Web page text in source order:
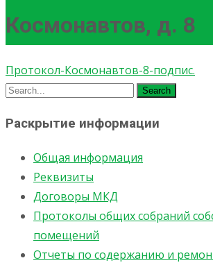
Космонавтов, д. 8
Протокол-Космонавтов-8-подпис.
Search
Раскрытие информации
Общая информация
Реквизиты
Договоры МКД
Протоколы общих собраний
помещений
Отчеты по содержанию и